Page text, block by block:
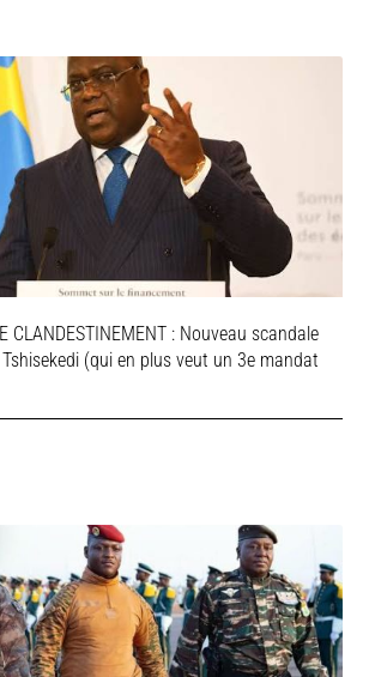
CLANDESTINEMENT : Nouveau scandale
(qui en plus veut un 3e mandat